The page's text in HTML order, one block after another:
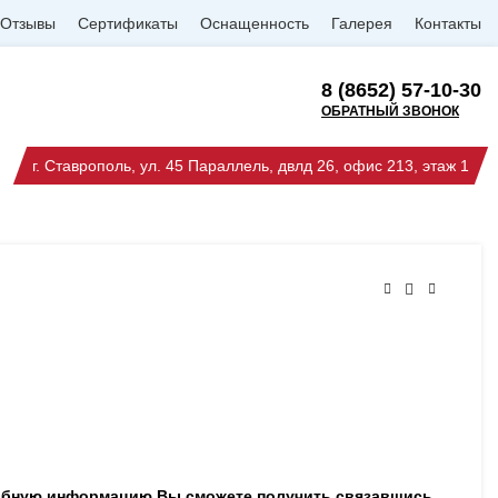
Отзывы Сертификаты Оснащенность Галерея Контакты
8 (8652) 57-10-30
ОБРАТНЫЙ ЗВОНОК
г. Ставрополь, ул. 45 Параллель, двлд 26, офис 213, этаж 1